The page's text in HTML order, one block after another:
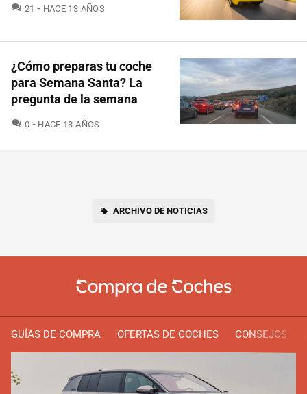
21 COMENTARIOS
HACE 13 AÑOS
¿Cómo preparas tu coche
para Semana Santa? La
pregunta de la semana
0 COMENTARIOS
HACE 13 AÑOS
ARCHIVO DE NOTICIAS
GUÍAS DE COMPRA OFERTAS DE COCHES CONSEJOS